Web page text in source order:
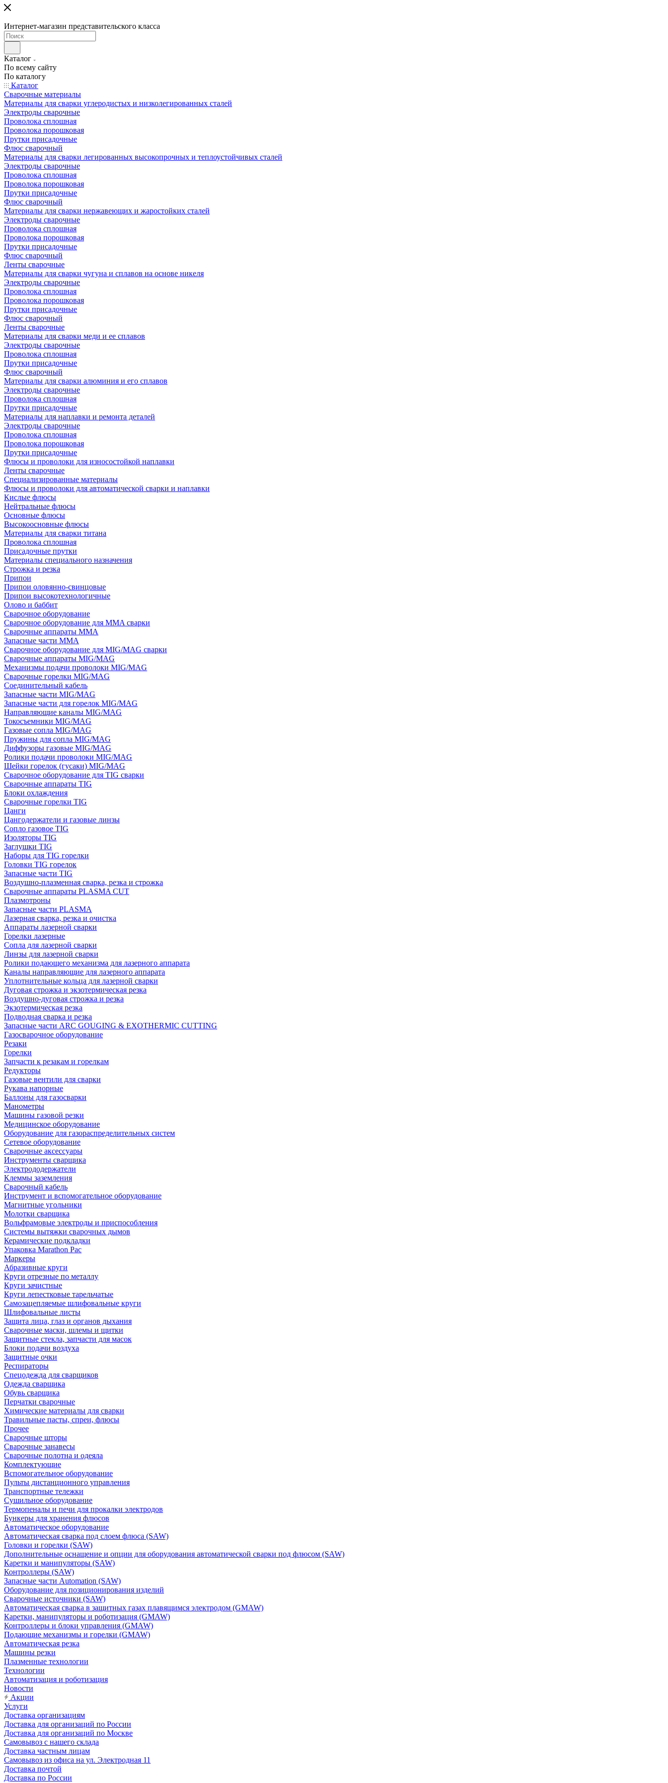
Интернет-магазин представительского класса
Каталог
По всему сайту
По каталогу
Каталог
Сварочные материалы
Материалы для сварки углеродистых и низколегированных сталей
Электроды сварочные
Проволока сплошная
Проволока порошковая
Прутки присадочные
Флюс сварочный
Материалы для сварки легированных высокопрочных и теплоустойчивых сталей
Электроды сварочные
Проволока сплошная
Проволока порошковая
Прутки присадочные
Флюс сварочный
Материалы для сварки нержавеющих и жаростойких сталей
Электроды сварочные
Проволока сплошная
Проволока порошковая
Прутки присадочные
Флюс сварочный
Ленты сварочные
Материалы для сварки чугуна и сплавов на основе никеля
Электроды сварочные
Проволока сплошная
Проволока порошковая
Прутки присадочные
Флюс сварочный
Ленты сварочные
Материалы для сварки меди и ее сплавов
Электроды сварочные
Проволока сплошная
Прутки присадочные
Флюс сварочный
Материалы для сварки алюминия и его сплавов
Электроды сварочные
Проволока сплошная
Прутки присадочные
Материалы для наплавки и ремонта деталей
Электроды сварочные
Проволока сплошная
Проволока порошковая
Прутки присадочные
Флюсы и проволоки для износостойкой наплавки
Ленты сварочные
Специализированные материалы
Флюсы и проволоки для автоматической сварки и наплавки
Кислые флюсы
Нейтральные флюсы
Основные флюсы
Высокоосновные флюсы
Материалы для сварки титана
Проволока сплошная
Присадочные прутки
Материалы специального назначения
Строжка и резка
Припои
Припои оловянно-свинцовые
Припои высокотехнологичные
Олово и баббит
Сварочное оборудование
Сварочное оборудование для MMA сварки
Сварочные аппараты MMA
Запасные части MMA
Сварочное оборудование для MIG/MAG сварки
Сварочные аппараты MIG/MAG
Механизмы подачи проволоки MIG/MAG
Сварочные горелки MIG/MAG
Соединительный кабель
Запасные части MIG/MAG
Запасные части для горелок MIG/MAG
Направляющие каналы MIG/MAG
Токосъемники MIG/MAG
Газовые сопла MIG/MAG
Пружины для сопла MIG/MAG
Диффузоры газовые MIG/MAG
Ролики подачи проволоки MIG/MAG
Шейки горелок (гусаки) MIG/MAG
Сварочное оборудование для TIG сварки
Сварочные аппараты TIG
Блоки охлаждения
Сварочные горелки TIG
Цанги
Цангодержатели и газовые линзы
Сопло газовое TIG
Изоляторы TIG
Заглушки TIG
Наборы для TIG горелки
Головки TIG горелок
Запасные части TIG
Воздушно-плазменная сварка, резка и строжка
Сварочные аппараты PLASMA CUT
Плазмотроны
Запасные части PLASMA
Лазерная сварка, резка и очистка
Аппараты лазерной сварки
Горелки лазерные
Сопла для лазерной сварки
Линзы для лазерной сварки
Ролики подающего механизма для лазерного аппарата
Каналы направляющие для лазерного аппарата
Уплотнительные кольца для лазерной сварки
Дуговая строжка и экзотермическая резка
Воздушно-дуговая строжка и резка
Экзотермическая резка
Подводная сварка и резка
Запасные части ARC GOUGING & EXOTHERMIC CUTTING
Газосварочное оборудование
Резаки
Горелки
Запчасти к резакам и горелкам
Редукторы
Газовые вентили для сварки
Рукава напорные
Баллоны для газосварки
Манометры
Машины газовой резки
Медицинское оборудование
Оборудование для газораспределительных систем
Сетевое оборудование
Сварочные аксессуары
Инструменты сварщика
Электрододержатели
Клеммы заземления
Сварочный кабель
Инструмент и вспомогательное оборудование
Магнитные угольники
Молотки сварщика
Вольфрамовые электроды и приспособления
Системы вытяжки сварочных дымов
Керамические подкладки
Упаковка Marathon Pac
Маркеры
Абразивные круги
Круги отрезные по металлу
Круги зачистные
Круги лепестковые тарельчатые
Самозацепляемые шлифовальные круги
Шлифовальные листы
Защита лица, глаз и органов дыхания
Сварочные маски, шлемы и щитки
Защитные стекла, запчасти для масок
Блоки подачи воздуха
Защитные очки
Респираторы
Спецодежда для сварщиков
Одежда сварщика
Обувь сварщика
Перчатки сварочные
Химические материалы для сварки
Травильные пасты, спреи, флюсы
Прочее
Сварочные шторы
Сварочные занавесы
Сварочные полотна и одеяла
Комплектующие
Вспомогательное оборудование
Пульты дистанционного управления
Транспортные тележки
Сушильное оборудование
Термопеналы и печи для прокалки электродов
Бункеры для хранения флюсов
Автоматическое оборудование
Автоматическая сварка под слоем флюса (SAW)
Головки и горелки (SAW)
Дополнительные оснащение и опции для оборудования автоматической сварки под флюсом (SAW)
Каретки и манипуляторы (SAW)
Контроллеры (SAW)
Запасные части Automation (SAW)
Оборудование для позиционирования изделий
Сварочные источники (SAW)
Автоматическая сварка в защитных газах плавящимся электродом (GMAW)
Каретки, манипуляторы и роботизация (GMAW)
Контроллеры и блоки управления (GMAW)
Подающие механизмы и горелки (GMAW)
Автоматическая резка
Машины резки
Плазменные технологии
Технологии
Автоматизация и роботизация
Новости
Акции
Услуги
Доставка организациям
Доставка для организаций по России
Доставка для организаций по Москве
Самовывоз с нашего склада
Доставка частным лицам
Самовывоз из офиса на ул. Электродная 11
Доставка почтой
Доставка по России